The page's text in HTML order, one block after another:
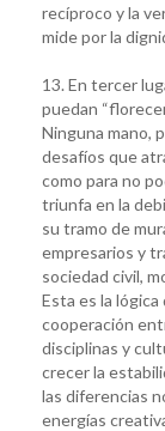
recíproco y la
mide por la
13. En tercer
puedan
Ninguna mano,
desafíos que
como para no
triunfa en la
su tramo de
empresarios y
sociedad civil,
Esta es la lógica
cooperación
disciplinas y
crecer la
las diferencias
energías